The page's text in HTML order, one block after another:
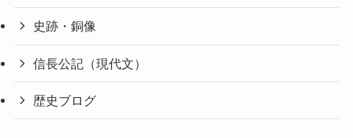
史跡・銅像
信長公記（現代文）
歴史ブログ